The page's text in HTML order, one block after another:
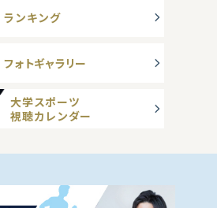
ランキング
フォトギャラリー
大学スポーツ
視聴カレンダー